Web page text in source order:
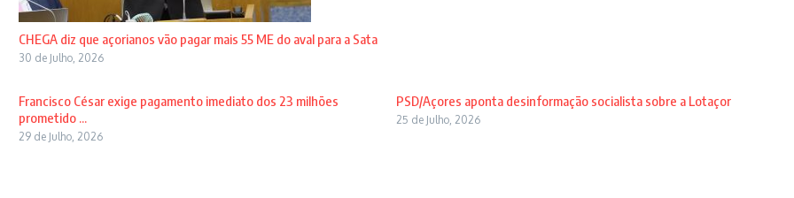
CHEGA diz que açorianos vão pagar mais 55 ME do aval para a Sata
30 de Julho, 2026
Francisco César exige pagamento imediato dos 23 milhões
prometido ...
29 de Julho, 2026
PSD/Açores aponta desinformação socialista sobre a Lotaçor
25 de Julho, 2026